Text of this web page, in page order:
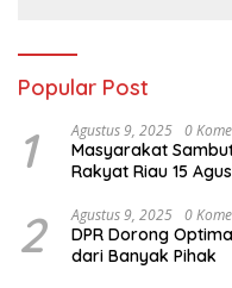
Popular Post
1 Agustus 9, 2025 0
Masyarakat
Rakyat Riau 15
2 Agustus 9, 2025 0
DPR Dorong
dari Banyak Pihak